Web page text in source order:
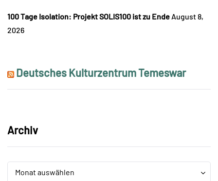
100 Tage Isolation: Projekt SOLIS100 ist zu Ende August 8,
2026
Deutsches Kulturzentrum Temeswar
Archiv
Archiv
Monat auswählen
Archiv